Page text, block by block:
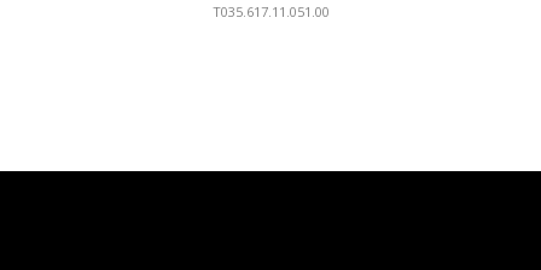
T035.617.11.051.00